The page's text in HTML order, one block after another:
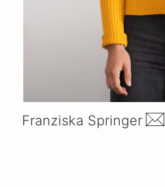
Franziska Springer